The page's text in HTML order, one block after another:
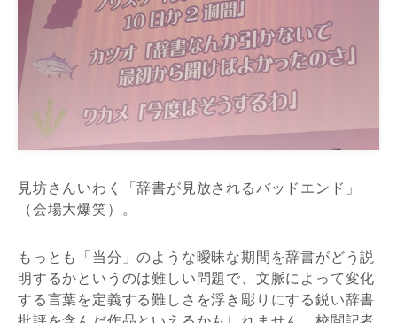
見坊さんいわく「辞書が見放されるバッドエンド」
（会場大爆笑）。
もっとも「当分」のような曖昧な期間を辞書がどう説
明するかというのは難しい問題で、文脈によって変化
する言葉を定義する難しさを浮き彫りにする鋭い辞書